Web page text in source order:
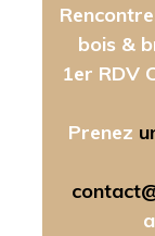
bois &
1er RDV
Prenez